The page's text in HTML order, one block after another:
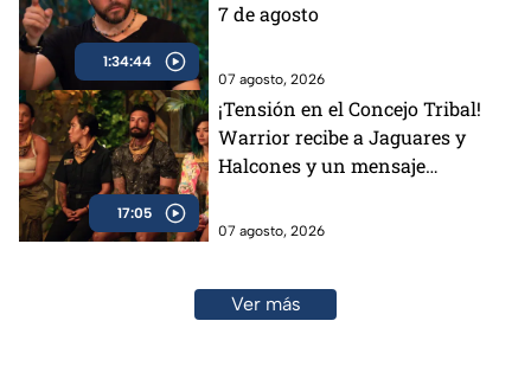
1:34:44
7 de agosto
07 agosto, 2026
17:05
¡Tensión en el Concejo Tribal!
Warrior recibe a Jaguares y
Halcones y un mensaje
07 agosto, 2026
Ver más